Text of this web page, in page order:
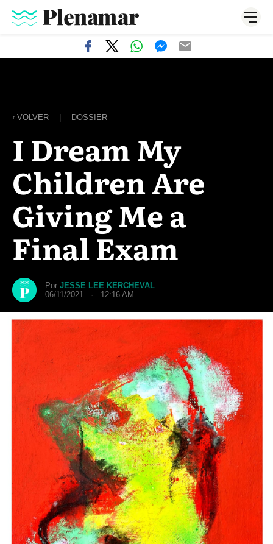
‹ VOLVER DOSSIER
I Dream My
Children Are
Giving Me a
Final Exam
Por JESSE LEE KERCHEVAL
06/11/2021 · 12:16 AM